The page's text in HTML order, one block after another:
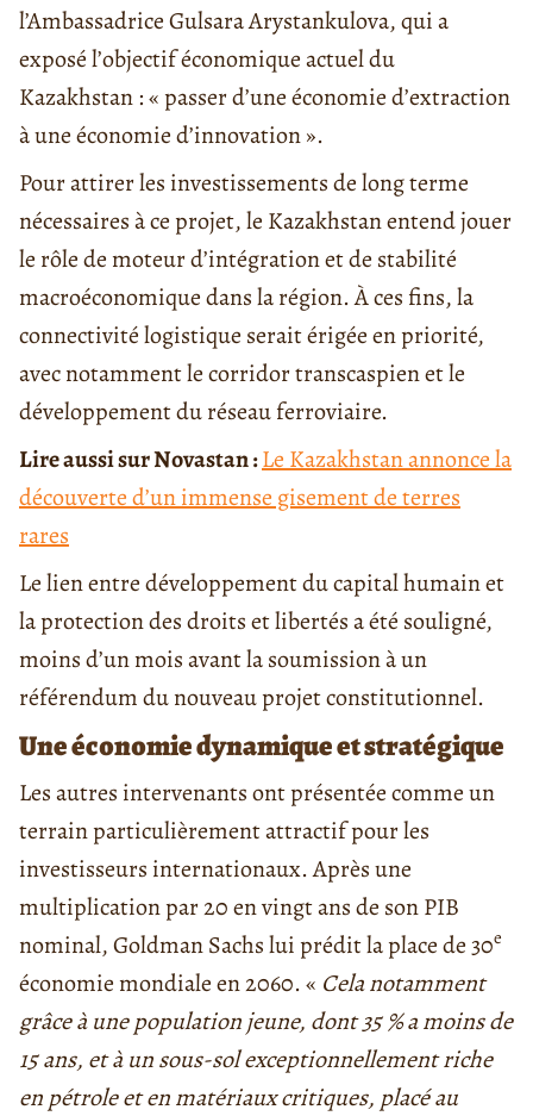
l’Ambassadrice Gulsara Arystankulova, qui a
exposé l’objectif économique actuel du
Kazakhstan : « passer d’une économie d’extraction
à une économie d’innovation ».
Pour attirer les investissements de long terme
nécessaires à ce projet, le Kazakhstan entend jouer
le rôle de moteur d’intégration et de stabilité
macroéconomique dans la région. À ces fins, la
connectivité logistique serait érigée en priorité,
avec notamment le corridor transcaspien et le
développement du réseau ferroviaire.
Lire aussi sur Novastan :Le Kazakhstan annonce la
découverte d’un immense gisement de terres
rares
Le lien entre développement du capital humain et
la protection des droits et libertés a été souligné,
moins d’un mois avant la soumission à un
référendum du nouveau projet constitutionnel.
Une économie dynamique et stratégique
Les autres intervenants ont présentée comme un
terrain particulièrement attractif pour les
investisseurs internationaux. Après une
multiplication par 20 en vingt ans de son PIB
nominal, Goldman Sachs lui prédit la place de 30e
économie mondiale en 2060. « Cela notamment
grâce à une population jeune, dont 35 % a moins de
15 ans, et à un sous-sol exceptionnellement riche
en pétrole et en matériaux critiques, placé au